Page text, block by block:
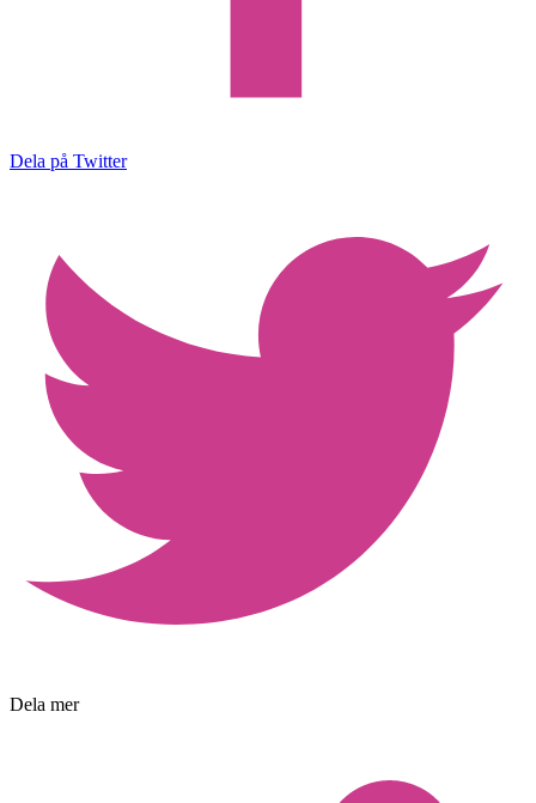
Dela på Twitter
Dela mer